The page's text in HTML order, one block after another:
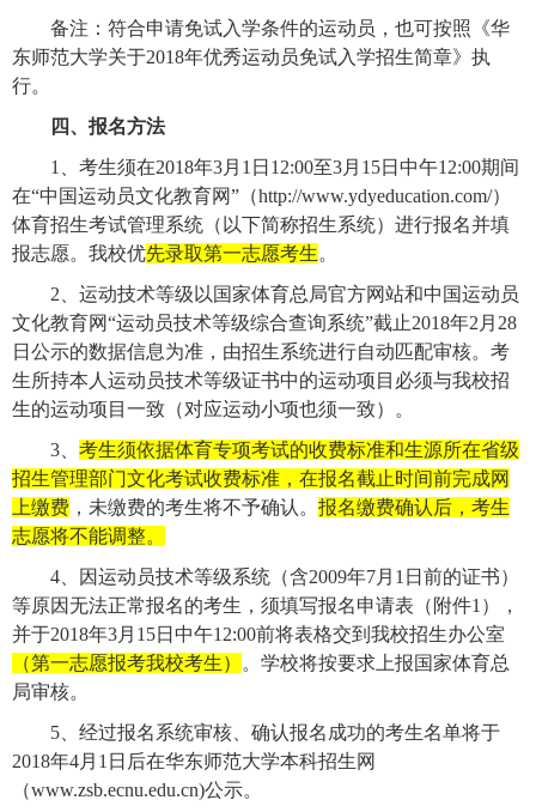
备注：符合申请免试入学条件的运动员，也可按照《华
东师范大学关于2018年优秀运动员免试入学招生简章》执
行。
四、报名方法
1
、考生须在2018年3月 1 日 12:00至3月 15日中午12:00期间
在“中国运动员文化教育网”（http://www.ydyeducation.com/）
体育招生考试管理系统（以下简称招生系统）进行报名并填
报志愿。我校优先录取第一志愿考生。
2 、运动技术等级以国家体育总局官方网站和中国运动员
文化教育网“运动员技术等级综合查询系统”截止2018年2 月 28
日公示的数据信息为准，由招生系统进行自动匹配审核。考
生所持本人运动员技术等级证书中的运动项目必须与我校招
生的运动项目一致（对应运动小项也须一致）。
3
考生须依据体育专项考试的收费标准和生源所在省级
招生管理部门文化考试收费标准，在报名截止时间前完成网
上缴费 ，未缴费的考生将不予确认。 报名缴费确认后，考生
志愿将不能调整。
4 、因运动员技术等级系统（含2009年7月 1 日前的证书）
等原因无法正常报名的考生，须填写报名申请表（附件1 ），
并于2018年3月 15日中午12:00前将表格交到我校招生办公室
（第一志愿报考我校考生）
。学校将按要求上报国家体育总
局审核。
5 、经过报名系统审核、确认报名成功的考生名单将于
2018年4月 1 日后在华东师范大学本科招生网
（www.zsb.ecnu.edu.cn)公示。